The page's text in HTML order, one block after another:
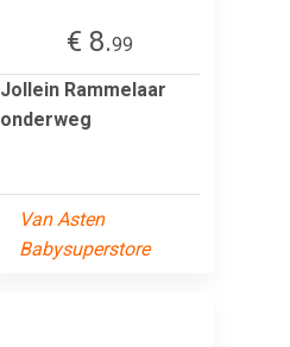
€ 8.99
Jollein Rammelaar
onderweg
Van Asten
Babysuperstore